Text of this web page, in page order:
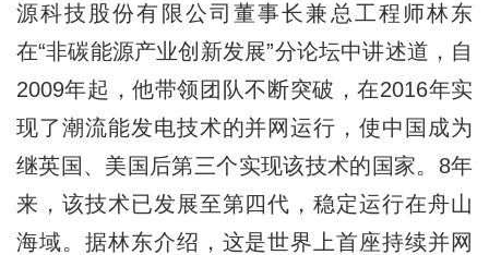
源科技股份有限公司董事长兼总工程师林东
在“非碳能源产业创新发展”分论坛中讲述道，自
2009年起，他带领团队不断突破，在2016年实
现了潮流能发电技术的并网运行，使中国成为
继英国、美国后第三个实现该技术的国家。8年
来，该技术已发展至第四代，稳定运行在舟山
海域。据林东介绍，这是世界上首座持续并网